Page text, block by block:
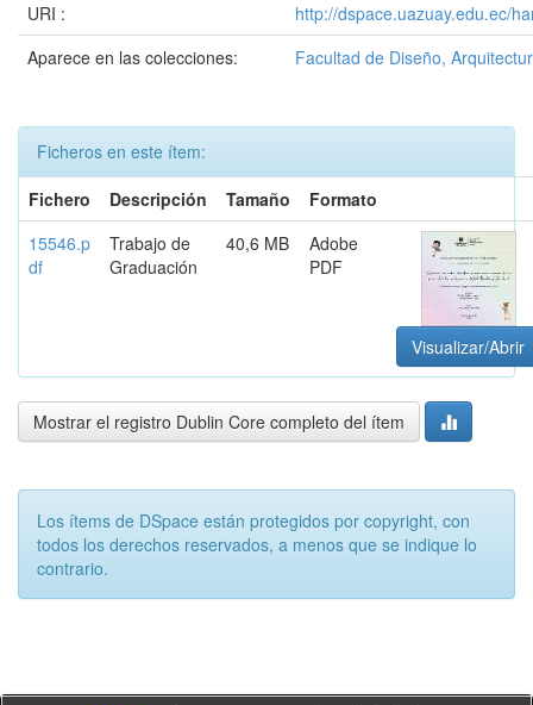
URI :
http://dspace.uazuay.edu.ec/
Aparece en las colecciones:
Facultad de Diseño,
Ficheros en este ítem:
Fichero
Descripción Tamaño
Formato
15546.p
df
Trabajo de
Graduación
40,6 MB
Adobe
PDF
Visualizar/Abrir
Mostrar el registro Dublin Core completo del ítem
Los ítems de DSpace están protegidos por copyright, con
todos los derechos reservados, a menos que se indique lo
contrario.